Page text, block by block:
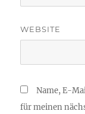
WEBSITE
Name, E-
für meinen